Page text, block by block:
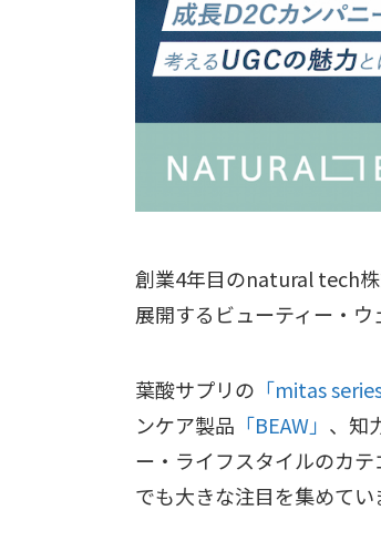
創業4年目のnatural tech
展開するビューティー・ウ
葉酸サプリの 「mitas series
ンケア製品 「BEAW」 、知
ー・ライフスタイルのカ
でも大きな注目を集めてい